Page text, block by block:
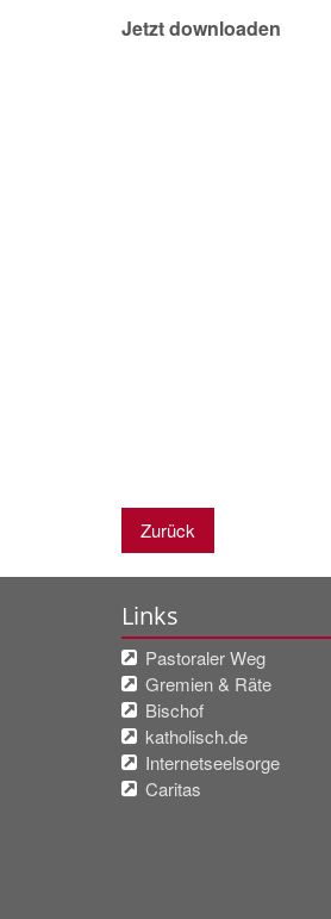
Jetzt downloaden
Zurück
Links
Pastoraler Weg
Gremien & Räte
Bischof
katholisch.de
Internetseelsorge
Caritas